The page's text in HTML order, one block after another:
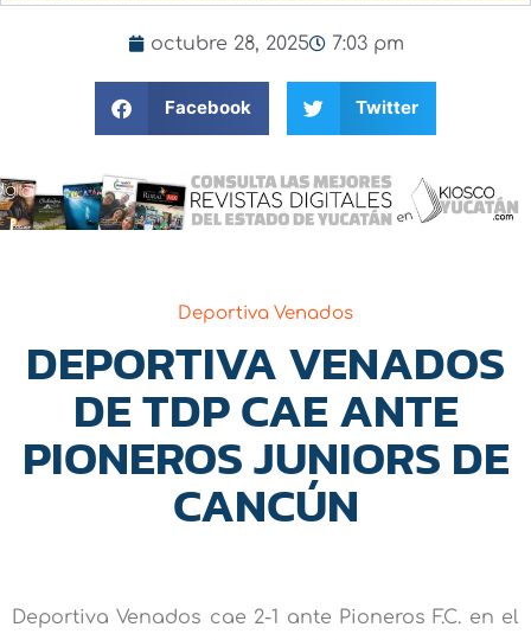
octubre 28, 2025 7:03 pm
Facebook Twitter
Deportiva Venados
DEPORTIVA VENADOS
DE TDP CAE ANTE
PIONEROS JUNIORS DE
CANCÚN
Deportiva Venados cae 2-1 ante Pioneros F.C. en el